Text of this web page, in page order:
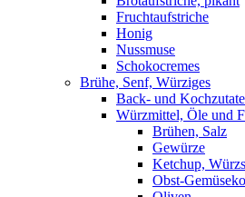
Fruchtaufstriche
Honig
Nussmuse
Schokocremes
Brühe, Senf, Würziges
Back- und
Würzmittel, Öle und
Brühen, Salz
Gewürze
Ketchup,
Obst-